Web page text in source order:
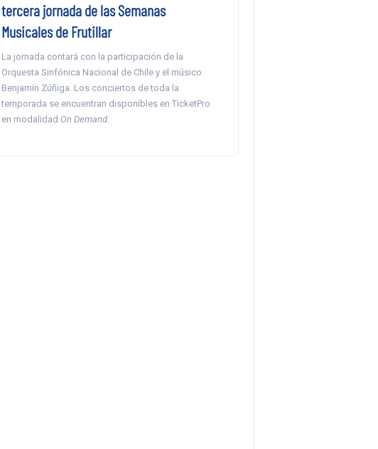
tercera jornada de las Semanas
Musicales de Frutillar
La jornada contará con la participación de la
Orquesta Sinfónica Nacional de Chile y el músico
Benjamín Zúñiga. Los conciertos de toda la
temporada se encuentran disponibles en TicketPro
en modalidad On Demand.